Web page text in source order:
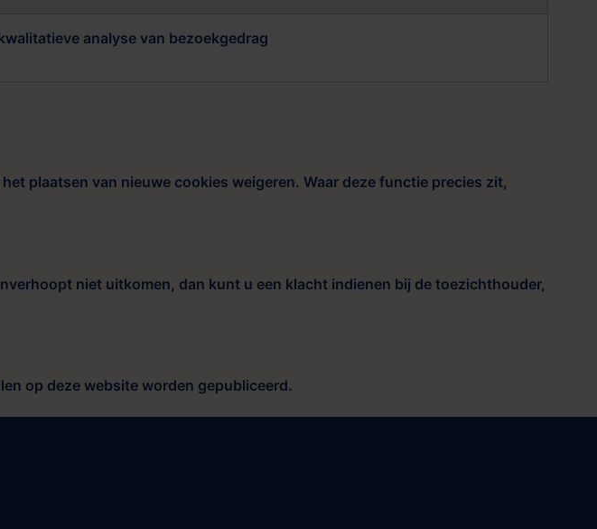
analyse van bezoekgedrag
plaatsen van nieuwe cookies weigeren. Waar deze functie precies zit,
niet uitkomen, dan kunt u een klacht indienen bij de toezichthouder,
op deze website worden gepubliceerd.